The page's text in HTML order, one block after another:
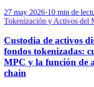
27 may 2026·10 min de
Tokenización y Activos del
Custodia de activos
fondos tokenizadas:
MPC y la función de
chain